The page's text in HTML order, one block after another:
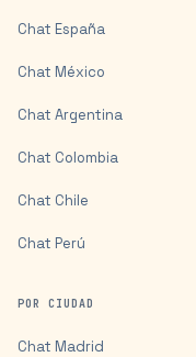
Chat España
Chat México
Chat Argentina
Chat Colombia
Chat Chile
Chat Perú
POR CIUDAD
Chat Madrid